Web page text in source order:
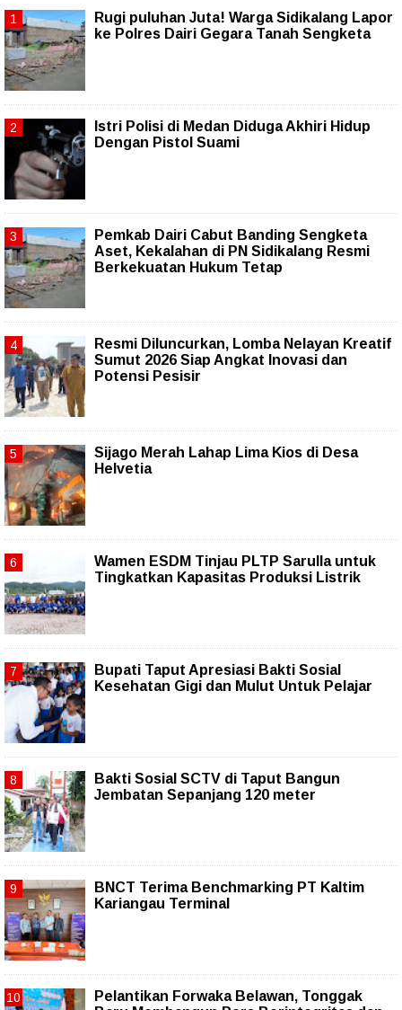
Rugi puluhan Juta! Warga Sidikalang Lapor
ke Polres Dairi Gegara Tanah Sengketa
Istri Polisi di Medan Diduga Akhiri Hidup
Dengan Pistol Suami
Pemkab Dairi Cabut Banding Sengketa
Aset, Kekalahan di PN Sidikalang Resmi
Berkekuatan Hukum Tetap
Resmi Diluncurkan, Lomba Nelayan Kreatif
Sumut 2026 Siap Angkat Inovasi dan
Potensi Pesisir
Sijago Merah Lahap Lima Kios di Desa
Helvetia
Wamen ESDM Tinjau PLTP Sarulla untuk
Tingkatkan Kapasitas Produksi Listrik
Bupati Taput Apresiasi Bakti Sosial
Kesehatan Gigi dan Mulut Untuk Pelajar
Bakti Sosial SCTV di Taput Bangun
Jembatan Sepanjang 120 meter
BNCT Terima Benchmarking PT Kaltim
Kariangau Terminal
Pelantikan Forwaka Belawan, Tonggak